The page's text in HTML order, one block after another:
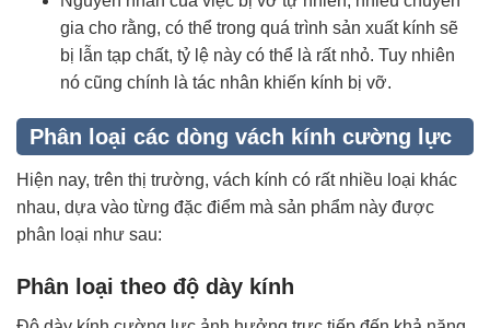
gia cho rằng, có thể trong quá trình sản xuất kính sẽ
bị lẫn tạp chất, tỷ lệ này có thể là rất nhỏ. Tuy nhiên
nó cũng chính là tác nhân khiến kính bị vỡ.
Phân loại các dòng vách kính cường lực
Hiện nay, trên thị trường, vách kính có rất nhiều loại khác
nhau, dựa vào từng đặc điểm mà sản phẩm này được
phân loại như sau:
Phân loại theo độ dày kính